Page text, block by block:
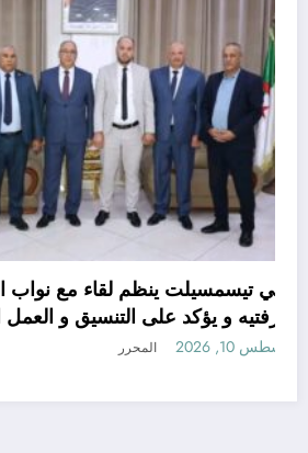
والي تيسمسيلت ينظم لقاء مع
بغرفتيه و يؤكد على التنسيق و
للتنمية و المواطن
أغسطس 10, 2026